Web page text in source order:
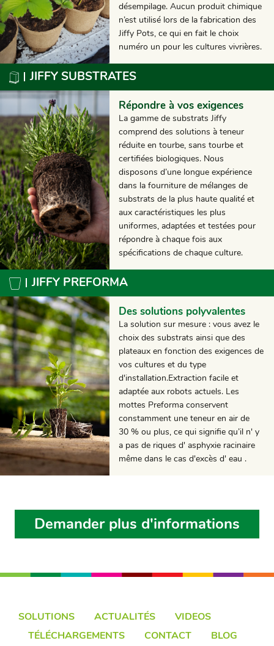
désempilage. Aucun produit chimique
n’est utilisé lors de la fabrication des
Jiffy Pots, ce qui en fait le choix
numéro un pour les cultures vivrières.
JIFFY SUBSTRATES
Répondre à vos exigences
La gamme de substrats Jiffy
comprend des solutions à teneur
réduite en tourbe, sans tourbe et
certifiées biologiques. Nous
disposons d’une longue expérience
dans la fourniture de mélanges de
substrats de la plus haute qualité et
aux caractéristiques les plus
uniformes, adaptées et testées pour
répondre à chaque fois aux
spécifications de chaque culture.
JIFFY PREFORMA
Des solutions polyvalentes
La solution sur mesure : vous avez le
choix des substrats ainsi que des
plateaux en fonction des exigences de
vos cultures et du type
d'installation.Extraction facile et
adaptée aux robots actuels. Les
mottes Preforma conservent
constamment une teneur en air de
30 % ou plus, ce qui signifie qu’il n' y
a pas de riques d' asphyxie racinaire
même dans le cas d'excès d' eau .
Demander plus d'informations
SOLUTIONS ACTUALITÉS
VIDEOS
TÉLÉCHARGEMENTS
CONTACT BLOG